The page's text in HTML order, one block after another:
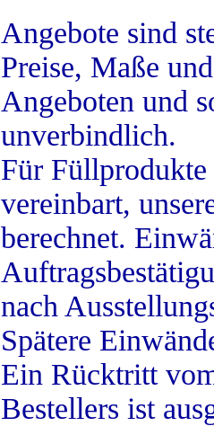
Angebote sind
Preise, Maße
Angeboten und
unverbindlich.
Für Füllprodukte
vereinbart,
berechnet.
nach
Spätere
Ein Rücktritt
Bestellers ist